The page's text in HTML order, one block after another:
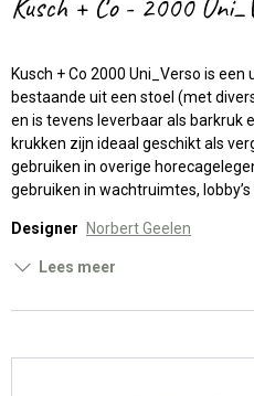
Kusch + Co 2000 Uni_Verso is
bestaande uit een stoel (met
en is tevens leverbaar als barkruk
krukken zijn ideaal geschikt als
gebruiken in overige
gebruiken in wachtruimtes,
Designer Norbert Geelen
Lees meer